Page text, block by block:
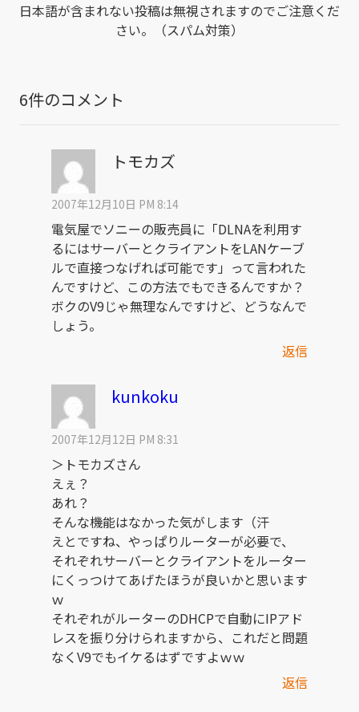
日本語が含まれない投稿は無視されますのでご注意くだ
さい。（スパム対策）
6件のコメント
トモカズ
2007年12月10日 PM 8:14
電気屋でソニーの販売員に「DLNAを利用す
るにはサーバーとクライアントをLANケーブ
ルで直接つなげれば可能です」って言われた
んですけど、この方法でもできるんですか？
ボクのV9じゃ無理なんですけど、どうなんで
しょう。
返信
kunkoku
2007年12月12日 PM 8:31
＞トモカズさん
えぇ？
あれ？
そんな機能はなかった気がします（汗
えとですね、やっぱりルーターが必要で、
それぞれサーバーとクライアントをルーター
にくっつけてあげたほうが良いかと思います
ｗ
それぞれがルーターのDHCPで自動にIPアド
レスを振り分けられますから、これだと問題
なくV9でもイケるはずですよｗｗ
返信